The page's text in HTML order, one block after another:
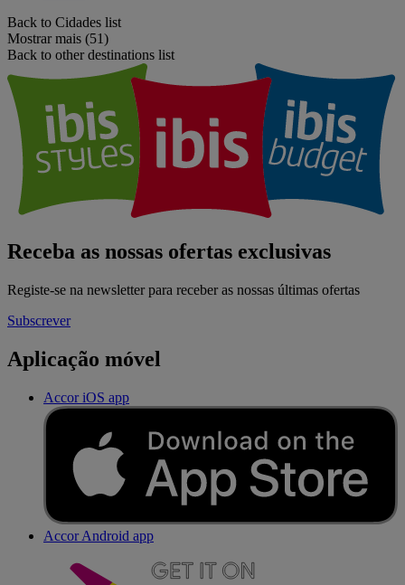
Back to Cidades list
Mostrar mais (51)
Back to other destinations list
Receba as nossas ofertas exclusivas
Registe-se na newsletter para receber as nossas últimas ofertas
Subscrever
Aplicação móvel
Accor iOS app
Accor Android app